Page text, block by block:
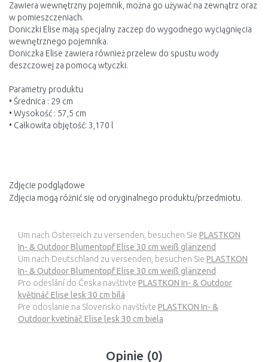
Zawiera wewnętrzny pojemnik, można go używać na zewnątrz oraz
w pomieszczeniach.
Doniczki Elise mają specjalny zaczep do wygodnego wyciągnięcia
wewnętrznego pojemnika.
Doniczka Elise zawiera również przelew do spustu wody
deszczowej za pomocą wtyczki.
Parametry produktu
• Średnica : 29 cm
• Wysokość : 57,5 cm
• Całkowita objętość: 3,170 l
Zdjęcie podglądowe
Zdjęcia mogą różnić się od oryginalnego produktu/przedmiotu.
Um nach Österreich zu versenden, besuchen Sie PLASTKON
In- & Outdoor Blumentopf Elise 30 cm weiß glänzend
Um nach Deutschland zu versenden, besuchen Sie PLASTKON
In- & Outdoor Blumentopf Elise 30 cm weiß glänzend
Pro odeslání do Česka navštivte PLASTKON In- & Outdoor
květináč Elise lesk 30 cm bílá
Pre odoslanie na Slovensko navštívte PLASTKON In- &
Outdoor kvetináč Elise lesk 30 cm biela
Opinie (0)